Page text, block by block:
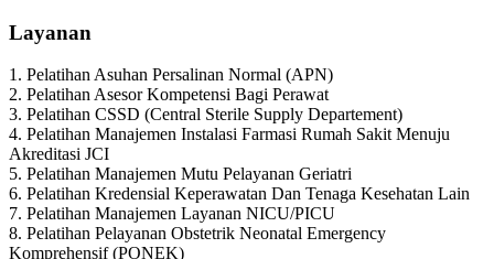
Layanan
1. Pelatihan Asuhan Persalinan Normal (APN)
2. Pelatihan Asesor Kompetensi Bagi Perawat
3. Pelatihan CSSD (Central Sterile Supply Departement)
4. Pelatihan Manajemen Instalasi Farmasi Rumah Sakit Menuju
Akreditasi JCI
5. Pelatihan Manajemen Mutu Pelayanan Geriatri
6. Pelatihan Kredensial Keperawatan Dan Tenaga Kesehatan Lain
7. Pelatihan Manajemen Layanan NICU/PICU
8. Pelatihan Pelayanan Obstetrik Neonatal Emergency
Komprehensif (PONEK)